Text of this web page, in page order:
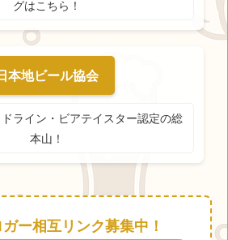
グはこちら！
本地ビール協会
ライン・ビアテイスター認定の総
本山！
ー相互リンク募集中！